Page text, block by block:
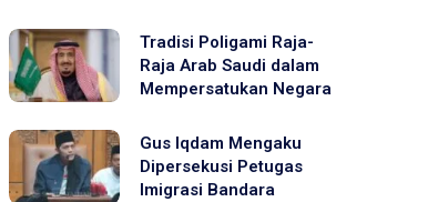
Tradisi Poligami Raja-
Raja Arab Saudi dalam
Mempersatukan Negara
Gus Iqdam Mengaku
Dipersekusi Petugas
Imigrasi Bandara